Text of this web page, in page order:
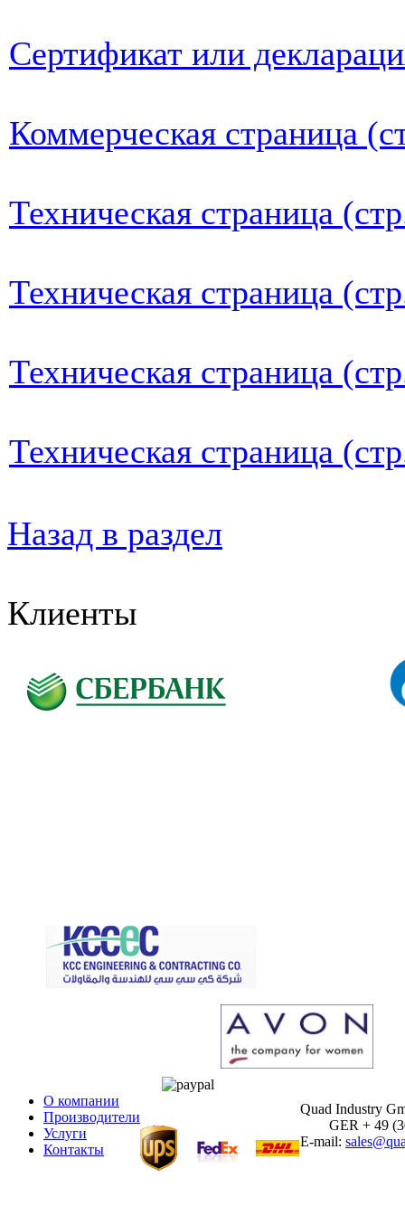
Сертификат или
Коммерческая страница
Техническая страница
Техническая страница
Техническая страница
Техническая страница
Назад в раздел
Клиенты
О компании
Производители
Услуги
Контакты
Quad Industry
GER + 49
E-mail: